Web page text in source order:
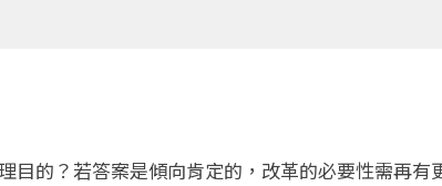
的？若答案是傾向肯定的，改革的必要性需再有